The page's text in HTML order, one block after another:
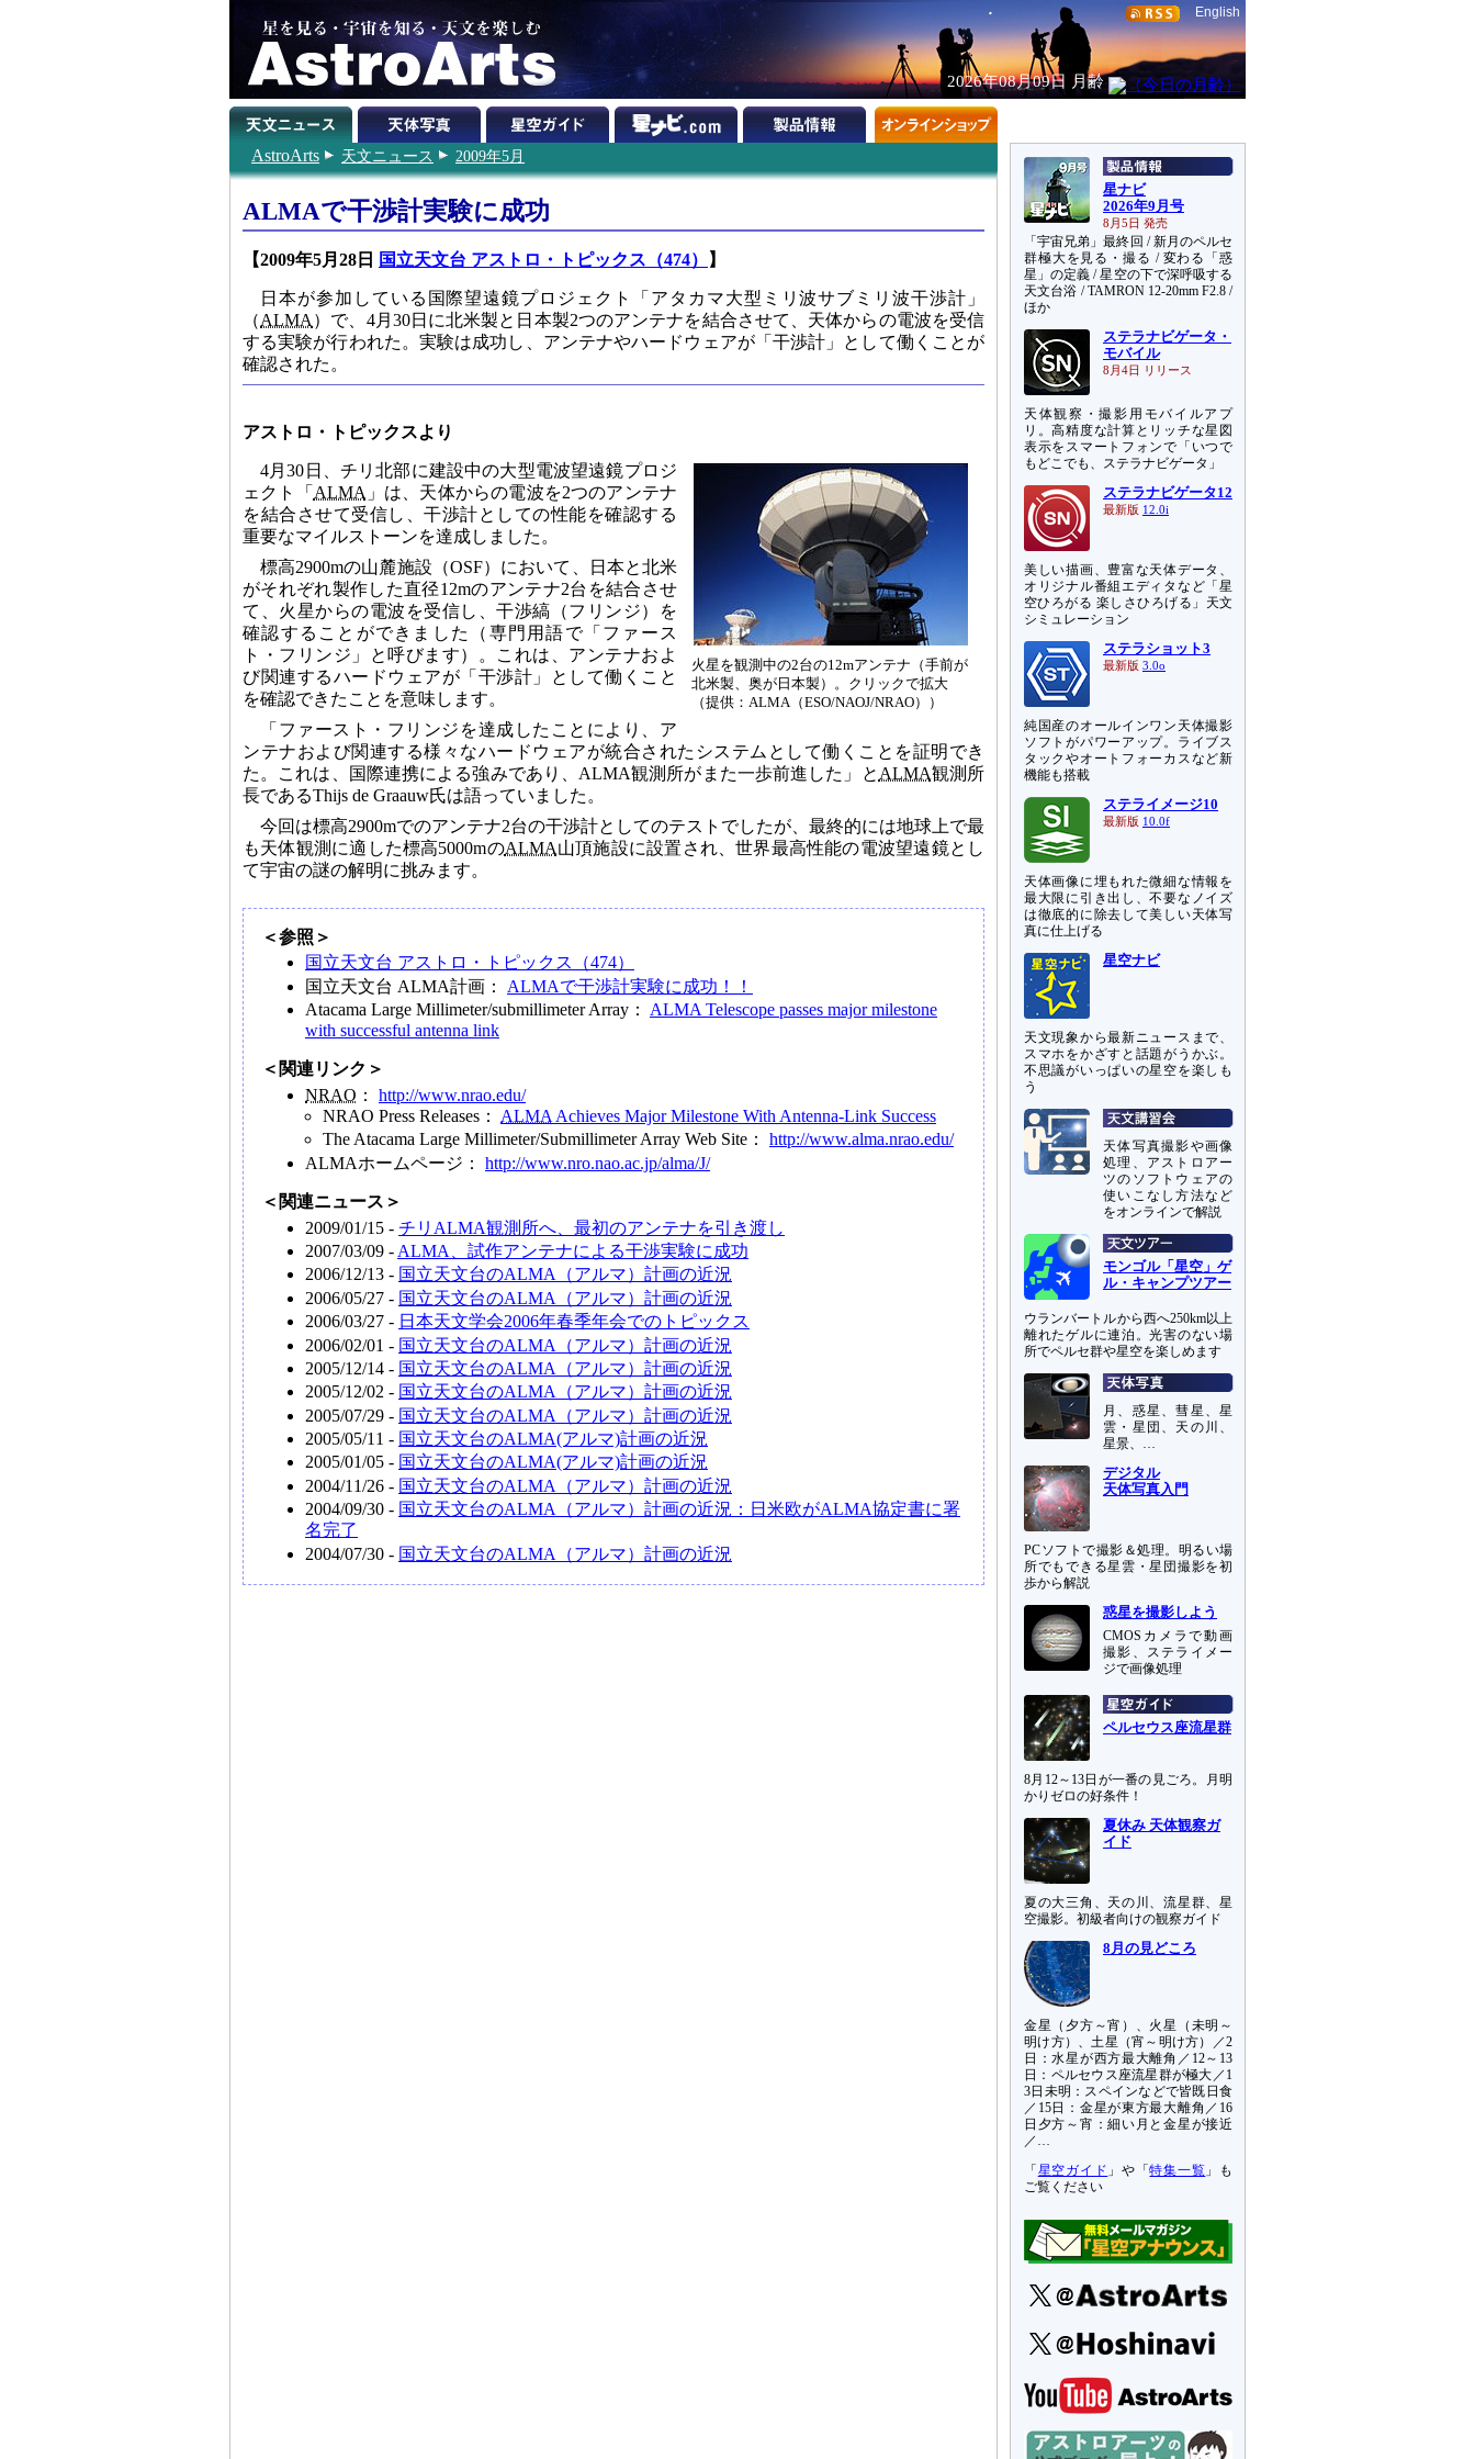
English
2026年08月09日 月齢
AstroArts 天文ニュース 2009年5月
ALMAで干渉計実験に成功
【2009年5月28日 国立天文台 アストロ・トピックス（474） 】
日本が参加している国際望遠鏡プロジェクト「アタカマ大型ミリ波サブミリ波干渉計」
（ALMA ）で、4月30日に北米製と日本製2つのアンテナを結合させて、天体からの電波を受信
する実験が行われた。実験は成功し、アンテナやハードウェアが「干渉計」として働くことが
確認された。
アストロ・トピックスより
火星を観測中の2台の12mアンテナ（手前が
北米製、奥が日本製）。クリックで拡大
（提供：ALMA（ESO/NAOJ/NRAO））
4月30日、チリ北部に建設中の大型電波望遠鏡プロジ
ェクト「 ALMA 」は、天体からの電波を2つのアンテナ
を結合させて受信し、干渉計としての性能を確認する
重要なマイルストーンを達成しました。
標高2900mの山麓施設（OSF）において、日本と北米
がそれぞれ製作した直径12mのアンテナ2台を結合させ
て、火星からの電波を受信し、干渉縞（フリンジ）を
確認することができました（専門用語で「ファース
ト・フリンジ」と呼びます）。これは、アンテナおよ
び関連するハードウェアが「干渉計」として働くこと
を確認できたことを意味します。
「ファースト・フリンジを達成したことにより、ア
ンテナおよび関連する様々なハードウェアが統合されたシステムとして働くことを証明でき
た。これは、国際連携による強みであり、ALMA観測所がまた一歩前進した」と ALMA観測所
長であるThijs de Graauw氏は語っていました。
今回は標高2900mでのアンテナ2台の干渉計としてのテストでしたが、最終的には地球上で最
も天体観測に適した標高5000mのALMA山頂施設に設置され、世界最高性能の電波望遠鏡とし
て宇宙の謎の解明に挑みます。
＜参照＞
国立天文台 アストロ・トピックス（474）
国立天文台 ALMA計画： ALMAで干渉計実験に成功！！
Atacama Large Millimeter/submillimeter Array： ALMA Telescope passes major milestone
with successful antenna link
＜関連リンク＞
NRAO ： http://www.nrao.edu/
NRAO Press Releases： ALMA Achieves Major Milestone With Antenna-Link Success
The Atacama Large Millimeter/Submillimeter Array Web Site： http://www.alma.nrao.edu/
ALMAホームページ： http://www.nro.nao.ac.jp/alma/J/
＜関連ニュース＞
2009/01/15 - チリALMA観測所へ、最初のアンテナを引き渡し
2007/03/09 - ALMA、試作アンテナによる干渉実験に成功
2006/12/13 - 国立天文台のALMA（アルマ）計画の近況
2006/05/27 - 国立天文台のALMA（アルマ）計画の近況
2006/03/27 - 日本天文学会2006年春季年会でのトピックス
2006/02/01 - 国立天文台のALMA（アルマ）計画の近況
2005/12/14 - 国立天文台のALMA（アルマ）計画の近況
2005/12/02 - 国立天文台のALMA（アルマ）計画の近況
2005/07/29 - 国立天文台のALMA（アルマ）計画の近況
2005/05/11 - 国立天文台のALMA(アルマ)計画の近況
2005/01/05 - 国立天文台のALMA(アルマ)計画の近況
2004/11/26 - 国立天文台のALMA（アルマ）計画の近況
2004/09/30 - 国立天文台のALMA（アルマ）計画の近況：日米欧がALMA協定書に署
名完了
2004/07/30 - 国立天文台のALMA（アルマ）計画の近況
星ナビ
2026年9月号
8月5日 発売
「宇宙兄弟」最終回 / 新月のペルセ
群極大を見る・撮る / 変わる「惑
星」の定義 / 星空の下で深呼吸する
天文台浴 / TAMRON 12-20mm F2.8 /
ほか
ステラナビゲータ・
モバイル
8月4日 リリース
天体観察・撮影用モバイルアプ
リ。高精度な計算とリッチな星図
表示をスマートフォンで「いつで
もどこでも、ステラナビゲータ」
ステラナビゲータ12
最新版 12.0i
美しい描画、豊富な天体データ、
オリジナル番組エディタなど「星
空ひろがる 楽しさひろげる」天文
シミュレーション
ステラショット3
最新版 3.0o
純国産のオールインワン天体撮影
ソフトがパワーアップ。ライブス
タックやオートフォーカスなど新
機能も搭載
ステライメージ10
最新版 10.0f
天体画像に埋もれた微細な情報を
最大限に引き出し、不要なノイズ
は徹底的に除去して美しい天体写
真に仕上げる
星空ナビ
天文現象から最新ニュースまで、
スマホをかざすと話題がうかぶ。
不思議がいっぱいの星空を楽しも
う
天体写真撮影や画像
処理、アストロアー
ツのソフトウェアの
使いこなし方法など
をオンラインで解説
モンゴル「星空」ゲ
ル・キャンプツアー
ウランバートルから西へ250km以上
離れたゲルに連泊。光害のない場
所でペルセ群や星空を楽しめます
月、惑星、彗星、星
雲・星団、天の川、
星景、…
デジタル
天体写真入門
PCソフトで撮影＆処理。明るい場
所でもできる星雲・星団撮影を初
歩から解説
惑星を撮影しよう
CMOSカメラで動画
撮影、ステライメー
ジで画像処理
ペルセウス座流星群
8月12～13日が一番の見ごろ。月明
かりゼロの好条件！
夏休み 天体観察ガ
イド
夏の大三角、天の川、流星群、星
空撮影。初級者向けの観察ガイド
8月の見どころ
金星（夕方～宵）、火星（未明～
明け方）、土星（宵～明け方）／2
日：水星が西方最大離角／12～13
日：ペルセウス座流星群が極大／1
3日未明：スペインなどで皆既日食
／15日：金星が東方最大離角／16
日夕方～宵：細い月と金星が接近
／…
「 星空ガイド 」や「特集一覧 」も
ご覧ください